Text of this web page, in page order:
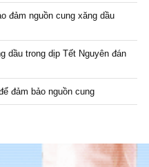
đảm nguồn cung xăng dầu
dầu trong dịp Tết Nguyên đán
đảm bảo nguồn cung